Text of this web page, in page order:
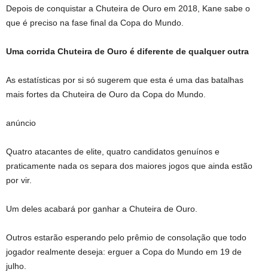
Depois de conquistar a Chuteira de Ouro em 2018, Kane sabe o
que é preciso na fase final da Copa do Mundo.
Uma corrida Chuteira de Ouro é diferente de qualquer outra
As estatísticas por si só sugerem que esta é uma das batalhas
mais fortes da Chuteira de Ouro da Copa do Mundo.
anúncio
Quatro atacantes de elite, quatro candidatos genuínos e
praticamente nada os separa dos maiores jogos que ainda estão
por vir.
Um deles acabará por ganhar a Chuteira de Ouro.
Outros estarão esperando pelo prêmio de consolação que todo
jogador realmente deseja: erguer a Copa do Mundo em 19 de
julho.